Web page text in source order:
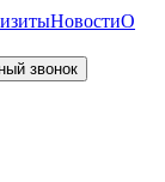
НовостиО
звонок